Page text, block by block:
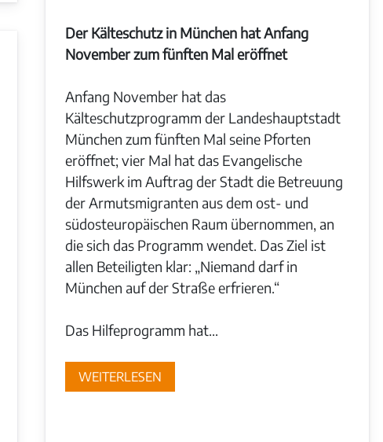
Der Kälteschutz in München hat Anfang
November zum fünften Mal eröffnet
Anfang November hat das
Kälteschutzprogramm der Landeshauptstadt
München zum fünften Mal seine Pforten
eröffnet; vier Mal hat das Evangelische
Hilfswerk im Auftrag der Stadt die Betreuung
der Armutsmigranten aus dem ost- und
südosteuropäischen Raum übernommen, an
die sich das Programm wendet. Das Ziel ist
allen Beteiligten klar: „Niemand darf in
München auf der Straße erfrieren.“
Das Hilfeprogramm hat...
WEITERLESEN